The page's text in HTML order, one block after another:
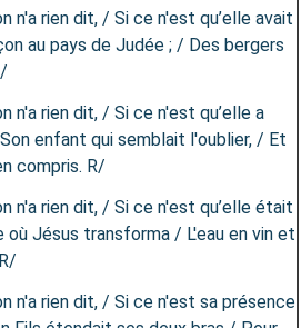
n'a rien dit, / Si ce n'est qu’elle avait
au pays de Judée ; / Des bergers
n'a rien dit, / Si ce n'est qu’elle a
enfant qui semblait l'oublier, / Et
compris. R/
n'a rien dit, / Si ce n'est qu’elle était
où Jésus transforma / L'eau en vin et
n'a rien dit, / Si ce n'est sa présence